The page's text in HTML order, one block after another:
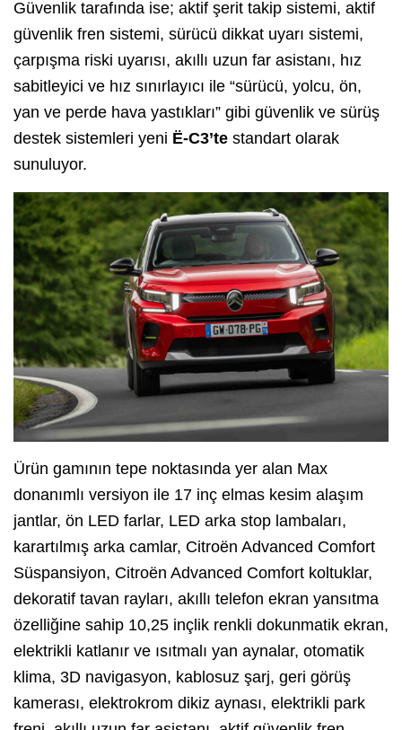
Güvenlik tarafında ise; aktif şerit takip sistemi, aktif
güvenlik fren sistemi, sürücü dikkat uyarı sistemi,
çarpışma riski uyarısı, akıllı uzun far asistanı, hız
sabitleyici ve hız sınırlayıcı ile “sürücü, yolcu, ön,
yan ve perde hava yastıkları” gibi güvenlik ve sürüş
destek sistemleri yeni Ë-C3’te standart olarak
sunuluyor.
Ürün gamının tepe noktasında yer alan Max
donanımlı versiyon ile 17 inç elmas kesim alaşım
jantlar, ön LED farlar, LED arka stop lambaları,
karartılmış arka camlar, Citroën Advanced Comfort
Süspansiyon, Citroën Advanced Comfort koltuklar,
dekoratif tavan rayları, akıllı telefon ekran yansıtma
özelliğine sahip 10,25 inçlik renkli dokunmatik ekran,
elektrikli katlanır ve ısıtmalı yan aynalar, otomatik
klima, 3D navigasyon, kablosuz şarj, geri görüş
kamerası, elektrokrom dikiz aynası, elektrikli park